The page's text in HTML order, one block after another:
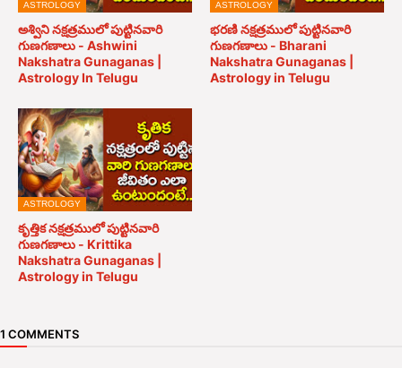
ASTROLOGY
అశ్విని నక్షత్రములో పుట్టినవారి
గుణగణాలు - Ashwini
Nakshatra Gunaganas |
Astrology In Telugu
ASTROLOGY
భరణి నక్షత్రములో పుట్టినవారి
గుణగణాలు - Bharani
Nakshatra Gunaganas |
Astrology in Telugu
ASTROLOGY
కృత్తిక నక్షత్రములో పుట్టినవారి
గుణగణాలు - Krittika
Nakshatra Gunaganas |
Astrology in Telugu
1 COMMENTS